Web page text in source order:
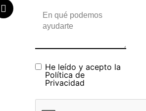
He leído y acepto la
Política de
Privacidad